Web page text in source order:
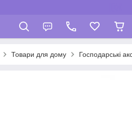
Товари для дому Господарські